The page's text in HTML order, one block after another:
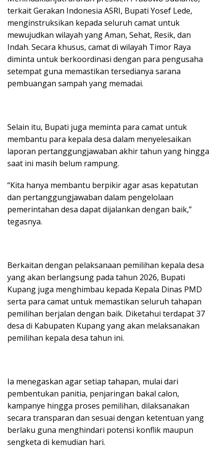
terkait Gerakan Indonesia ASRI, Bupati Yosef Lede,
menginstruksikan kepada seluruh camat untuk
mewujudkan wilayah yang Aman, Sehat, Resik, dan
Indah. Secara khusus, camat di wilayah Timor Raya
diminta untuk berkoordinasi dengan para pengusaha
setempat guna memastikan tersedianya sarana
pembuangan sampah yang memadai.
Selain itu, Bupati juga meminta para camat untuk
membantu para kepala desa dalam menyelesaikan
laporan pertanggungjawaban akhir tahun yang hingga
saat ini masih belum rampung.
“Kita hanya membantu berpikir agar asas kepatutan
dan pertanggungjawaban dalam pengelolaan
pemerintahan desa dapat dijalankan dengan baik,”
tegasnya.
Berkaitan dengan pelaksanaan pemilihan kepala desa
yang akan berlangsung pada tahun 2026, Bupati
Kupang juga menghimbau kepada Kepala Dinas PMD
serta para camat untuk memastikan seluruh tahapan
pemilihan berjalan dengan baik. Diketahui terdapat 37
desa di Kabupaten Kupang yang akan melaksanakan
pemilihan kepala desa tahun ini.
Ia menegaskan agar setiap tahapan, mulai dari
pembentukan panitia, penjaringan bakal calon,
kampanye hingga proses pemilihan, dilaksanakan
secara transparan dan sesuai dengan ketentuan yang
berlaku guna menghindari potensi konflik maupun
sengketa di kemudian hari.